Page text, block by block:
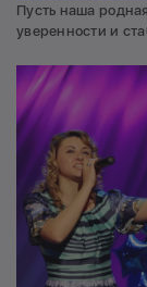
Пусть наша
уверенности и